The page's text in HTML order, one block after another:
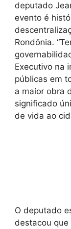
deputado
evento é
Rondônia.
Executivo na
públicas em
a maior obra
significado
de vida ao
O deputado
destacou